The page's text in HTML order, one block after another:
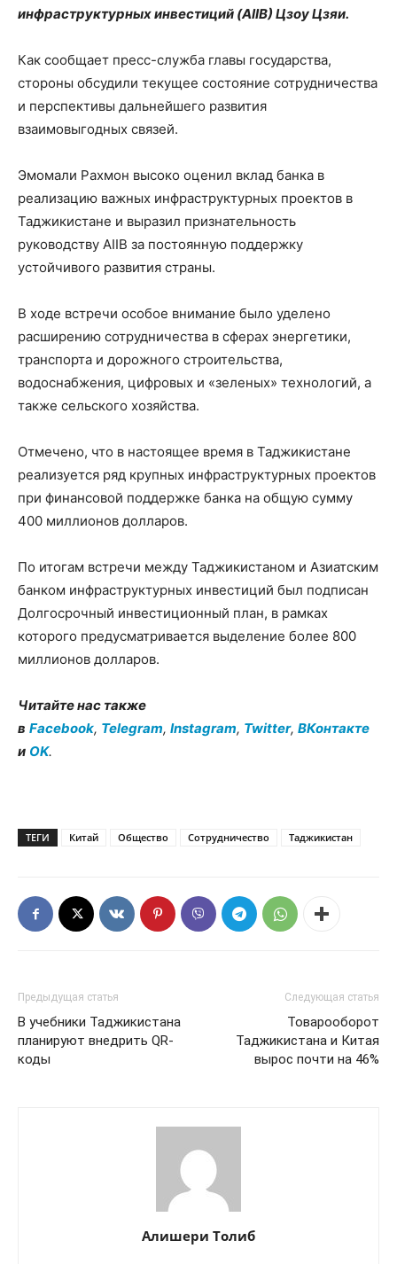
инфраструктурных инвестиций (AIIB) Цзоу Цзяи.
Как сообщает пресс-служба главы государства,
стороны обсудили текущее состояние сотрудничества
и перспективы дальнейшего развития
взаимовыгодных связей.
Эмомали Рахмон высоко оценил вклад банка в
реализацию важных инфраструктурных проектов в
Таджикистане и выразил признательность
руководству AIIB за постоянную поддержку
устойчивого развития страны.
В ходе встречи особое внимание было уделено
расширению сотрудничества в сферах энергетики,
транспорта и дорожного строительства,
водоснабжения, цифровых и «зеленых» технологий, а
также сельского хозяйства.
Отмечено, что в настоящее время в Таджикистане
реализуется ряд крупных инфраструктурных проектов
при финансовой поддержке банка на общую сумму
400 миллионов долларов.
По итогам встречи между Таджикистаном и Азиатским
банком инфраструктурных инвестиций был подписан
Долгосрочный инвестиционный план, в рамках
которого предусматривается выделение более 800
миллионов долларов.
Читайте нас также
в Facebook, Telegram, Instagram, Twitter, ВКонтакте
и OK.
ТЕГИ Китай Общество Сотрудничество Таджикистан
Предыдущая статья
В учебники Таджикистана
планируют внедрить QR-
коды
Следующая статья
Товарооборот
Таджикистана и Китая
вырос почти на 46%
Алишери Толиб